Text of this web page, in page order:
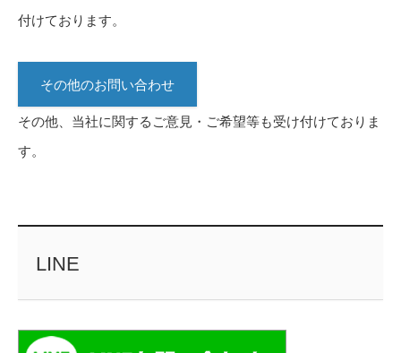
付けております。
その他のお問い合わせ
その他、当社に関するご意見・ご希望等も受け付けておりま
す。
LINE